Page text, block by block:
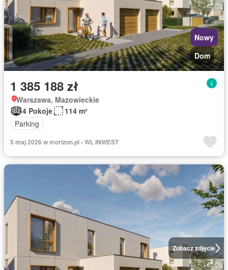
Nowy
Dom
1 385 188 zł
Warszawa, Mazowieckie
4 Pokoje
114 m²
Parking
5 maj 2026 w morizon.pl - WL INWEST
Zobacz zdjęcie